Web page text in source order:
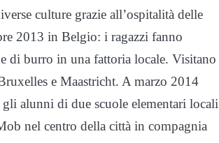
culture grazie all’ospitalità delle
2013 in Belgio: i ragazzi fanno
di burro in una fattoria locale. Visitano
e Maastricht. A marzo 2014
alunni di due scuole elementari locali
nel centro della città in compagnia